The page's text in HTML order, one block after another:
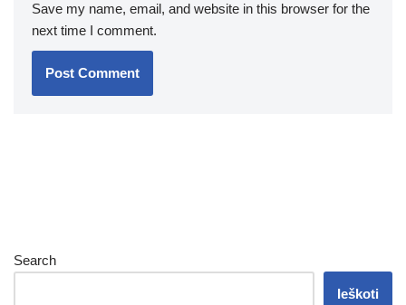
Save my name, email, and website in this browser for the
next time I comment.
Search
Ieškoti